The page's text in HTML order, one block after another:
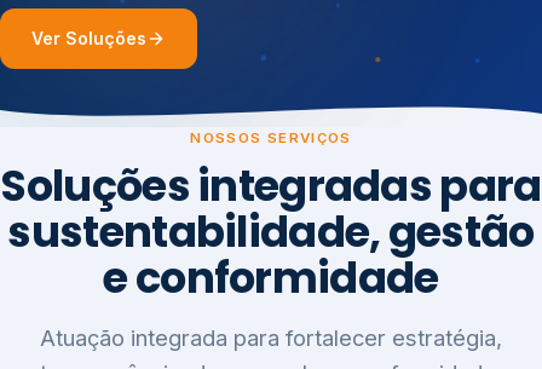
Ver Soluções
NOSSOS SERVIÇOS
Soluções integradas para
sustentabilidade, gestão
e conformidade
Atuação integrada para fortalecer estratégia,